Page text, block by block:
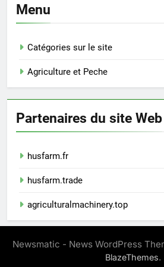
Menu
Catégories sur le site
Agriculture et Peche
Partenaires du site Web
husfarm.fr
husfarm.trade
agriculturalmachinery.top
Newsmatic - News WordPress
BlazeThemes.